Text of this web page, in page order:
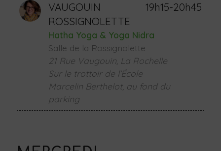
VAUGOUIN
ROSSIGNOLETTE
19h15-20h45
Hatha Yoga & Yoga Nidra
Salle de la Rossignolette
21 Rue Vaugouin, La Rochelle
Sur le trottoir de l’École
Marcelin Berthelot, au fond du
parking